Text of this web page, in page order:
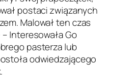
postaci związanych
Malował ten czas
Interesowała Go
pasterza lub
odwiedzającego